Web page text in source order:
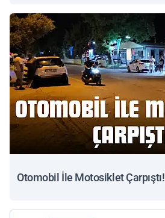
Otomobil İle Motosiklet Çarpıştı!